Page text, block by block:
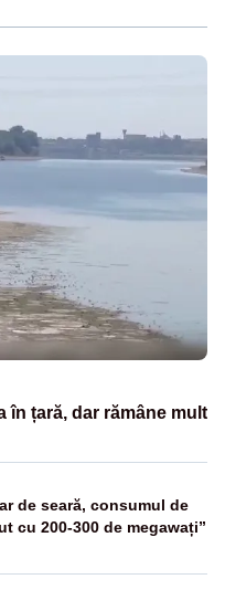
în țară, dar rămâne mult
de seară, consumul de
cu 200-300 de megawați”